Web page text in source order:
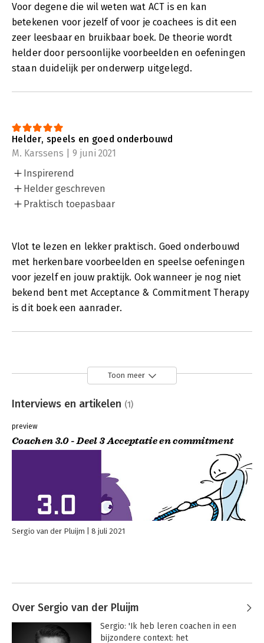
Voor degene die wil weten wat ACT is en kan
betekenen voor jezelf of voor je coachees is dit een
zeer leesbaar en bruikbaar boek. De theorie wordt
helder door persoonlijke voorbeelden en oefeningen
staan duidelijk per onderwerp uitgelegd.
Helder, speels en goed onderbouwd
M. Karssens | 9 juni 2021
Inspirerend
Helder geschreven
Praktisch toepasbaar
Vlot te lezen en lekker praktisch. Goed onderbouwd
met herkenbare voorbeelden en speelse oefeningen
voor jezelf en jouw praktijk. Ook wanneer je nog niet
bekend bent met Acceptance & Commitment Therapy
is dit boek een aanrader.
Toon meer
Interviews en artikelen (1)
preview
Coachen 3.0 - Deel 3 Acceptatie en commitment
Sergio van der Pluijm 8 juli 2021
Over Sergio van der Pluijm
Sergio: 'Ik heb leren coachen in een
bijzondere context: het